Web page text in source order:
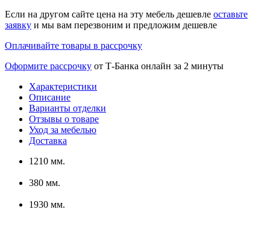
Если на другом сайте цена на эту мебель дешевле оставьте
заявку и мы вам перезвоним и предложим дешевле
Оплачивайте товары в рассрочку
Оформите рассрочку от Т-Банка онлайн за 2 минуты
Характеристики
Описание
Варианты отделки
Отзывы о товаре
Уход за мебелью
Доставка
1210 мм.
380 мм.
1930 мм.